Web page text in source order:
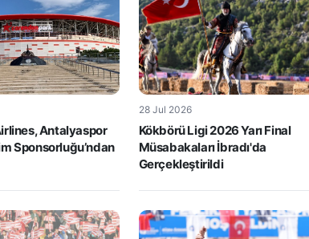
Antalyaspor
Sponsorluğu’ndan
28 Jul 2026
Kökbörü Ligi 2026 Yarı Final
Müsabakaları İbradı'da
Gerçekleştirildi